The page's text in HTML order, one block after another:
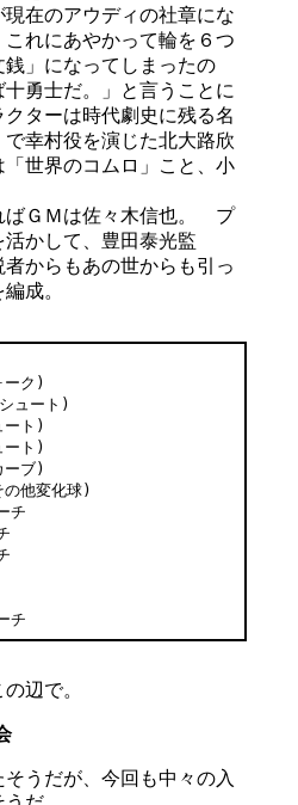
在のアウディの社章にな
れにあやかって輪を６つ
」になってしまったの
勇士だ。」と言うことに
ターは時代劇史に残る名
幸村役を演じた北大路欣
世界のコムロ」こと、小
ばＧＭは佐々木信也。 プ
かして、豊田泰光監
からもあの世からも引っ
成。
ーク)
ュート)
ート)
ート)
ーブ)
他変化球)
チ
チ
辺で。
うだが、今回も中々の入